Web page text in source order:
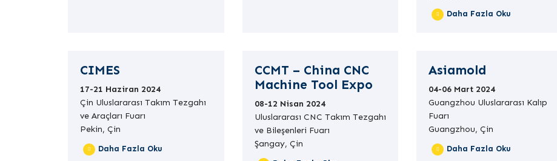
Daha Fazla Oku
CIMES
17-21 Haziran 2024
Çin Uluslararası Takım Tezgahı
ve Araçları Fuarı
Pekin, Çin
Daha Fazla Oku
CCMT – China CNC
Machine Tool Expo
08-12 Nisan 2024
Uluslararası CNC Takım Tezgahı
ve Bileşenleri Fuarı
Şangay, Çin
Asiamold
04-06 Mart 2024
Guangzhou Uluslararası Kalıp
Fuarı
Guangzhou, Çin
Daha Fazla Oku